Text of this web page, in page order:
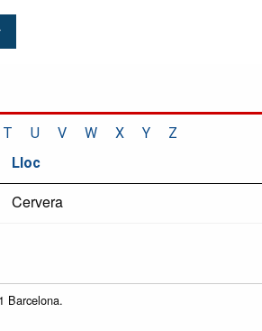
T U V W X Y
Z
Lloc
Cervera
Barcelona.